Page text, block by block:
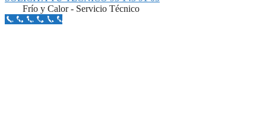
Frío y Calor - Servicio Técnico
Llámanos Aquí